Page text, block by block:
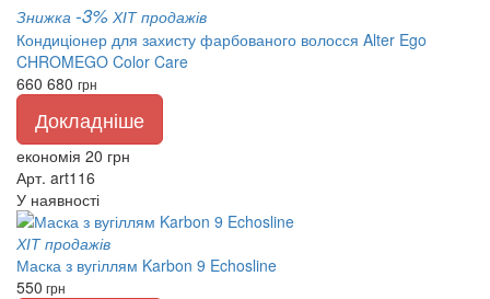
Знижка -3% ХІТ продажів
Кондиціонер для захисту фарбованого волосся Alter Ego
CHROMEGO Color Care
660 680 грн
Докладніше
економія 20 грн
Арт. art116
У наявності
ХІТ продажів
Маска з вугіллям Karbon 9 Echosline
550 грн